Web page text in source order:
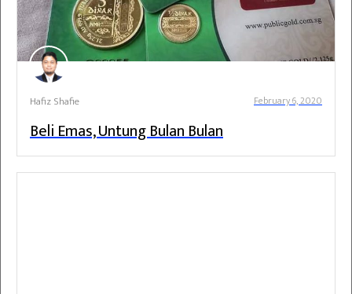
Hafiz Shafie February 6, 2020
Beli Emas, Untung Bulan Bulan